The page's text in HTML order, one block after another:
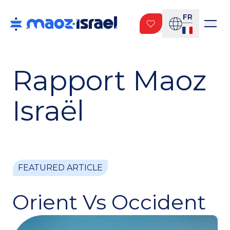
FR
Rapport Maoz
Israël
FEATURED ARTICLE
In The Middle Of It
FEATURED ARTICLE
Orient Vs Occident
FEATURED ARTICLE
Between Promise